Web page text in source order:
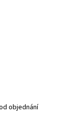
objednání